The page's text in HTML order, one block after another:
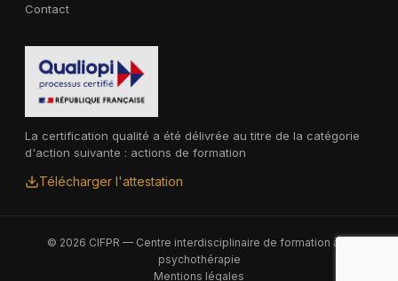
Contact
La certification qualité a été délivrée au titre de la catégorie
d'action suivante : actions de formation
Télécharger l'attestation
© 2026 CIFPR — Centre interdisciplinaire de formation à la
psychothérapie
Mentions légales